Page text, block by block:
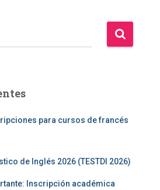
para cursos de francés
de Inglés 2026 (TESTDI 2026)
Inscripción académica